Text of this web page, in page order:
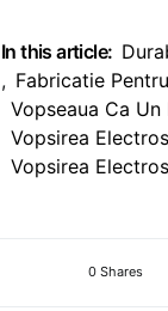
In this article:
, Fabricatie
Vopseaua Ca Un
Vopsirea
Vopsirea
0 Shares